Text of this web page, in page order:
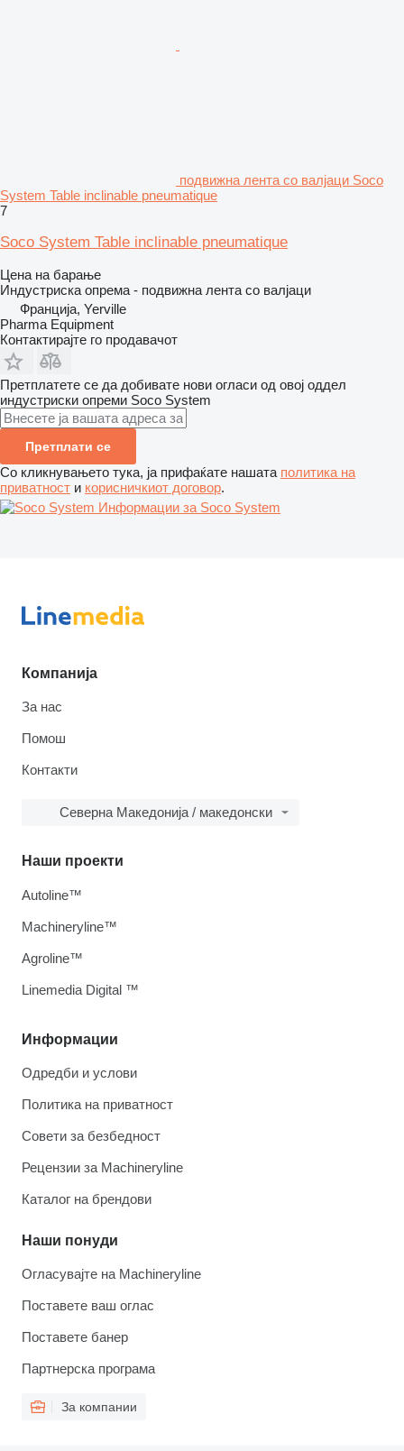
подвижна лента со валјаци Soco
System Table inclinable pneumatique
7
Soco System Table inclinable pneumatique
Цена на барање
Индустриска опрема - подвижна лента со валјаци
Франција, Yerville
Pharma Equipment
Контактирајте го продавачот
Претплатете се да добивате нови огласи од овој оддел
индустриски опреми Soco System
Претплати се
Со кликнувањето тука, ја прифаќате нашата политика на
приватност и корисничкиот договор.
Информации за Soco System
Компанија
За нас
Помош
Контакти
Северна Македонија / македонски
Информации
Одредби и услови
Политика на приватност
Совети за безбедност
Рецензии за Machineryline
Каталог на брендови
Наши понуди
Огласувајте на Machineryline
Поставете ваш оглас
Поставете банер
Партнерска програма
За компании
Наши проекти
Autoline™
Machineryline™
Agroline™
Linemedia Digital ™